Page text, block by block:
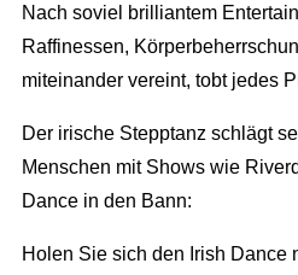
Nach soviel brilliantem
Raffinessen,
miteinander vereint, tobt jedes
Der irische Stepptanz schlägt
Menschen mit Shows wie
Dance in den Bann:
Holen Sie sich den Irish Dance